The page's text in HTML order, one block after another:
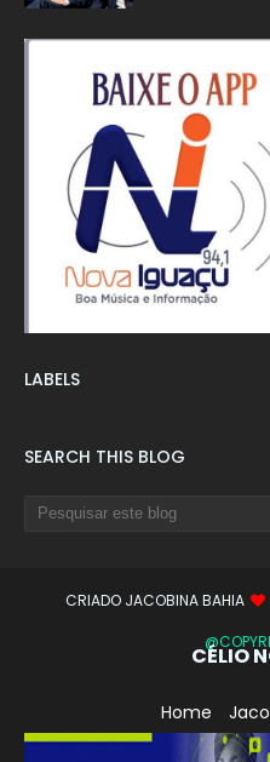
LABELS
SEARCH THIS BLOG
CRIADO JACOBINA BAHIA
CÉLIO
Home